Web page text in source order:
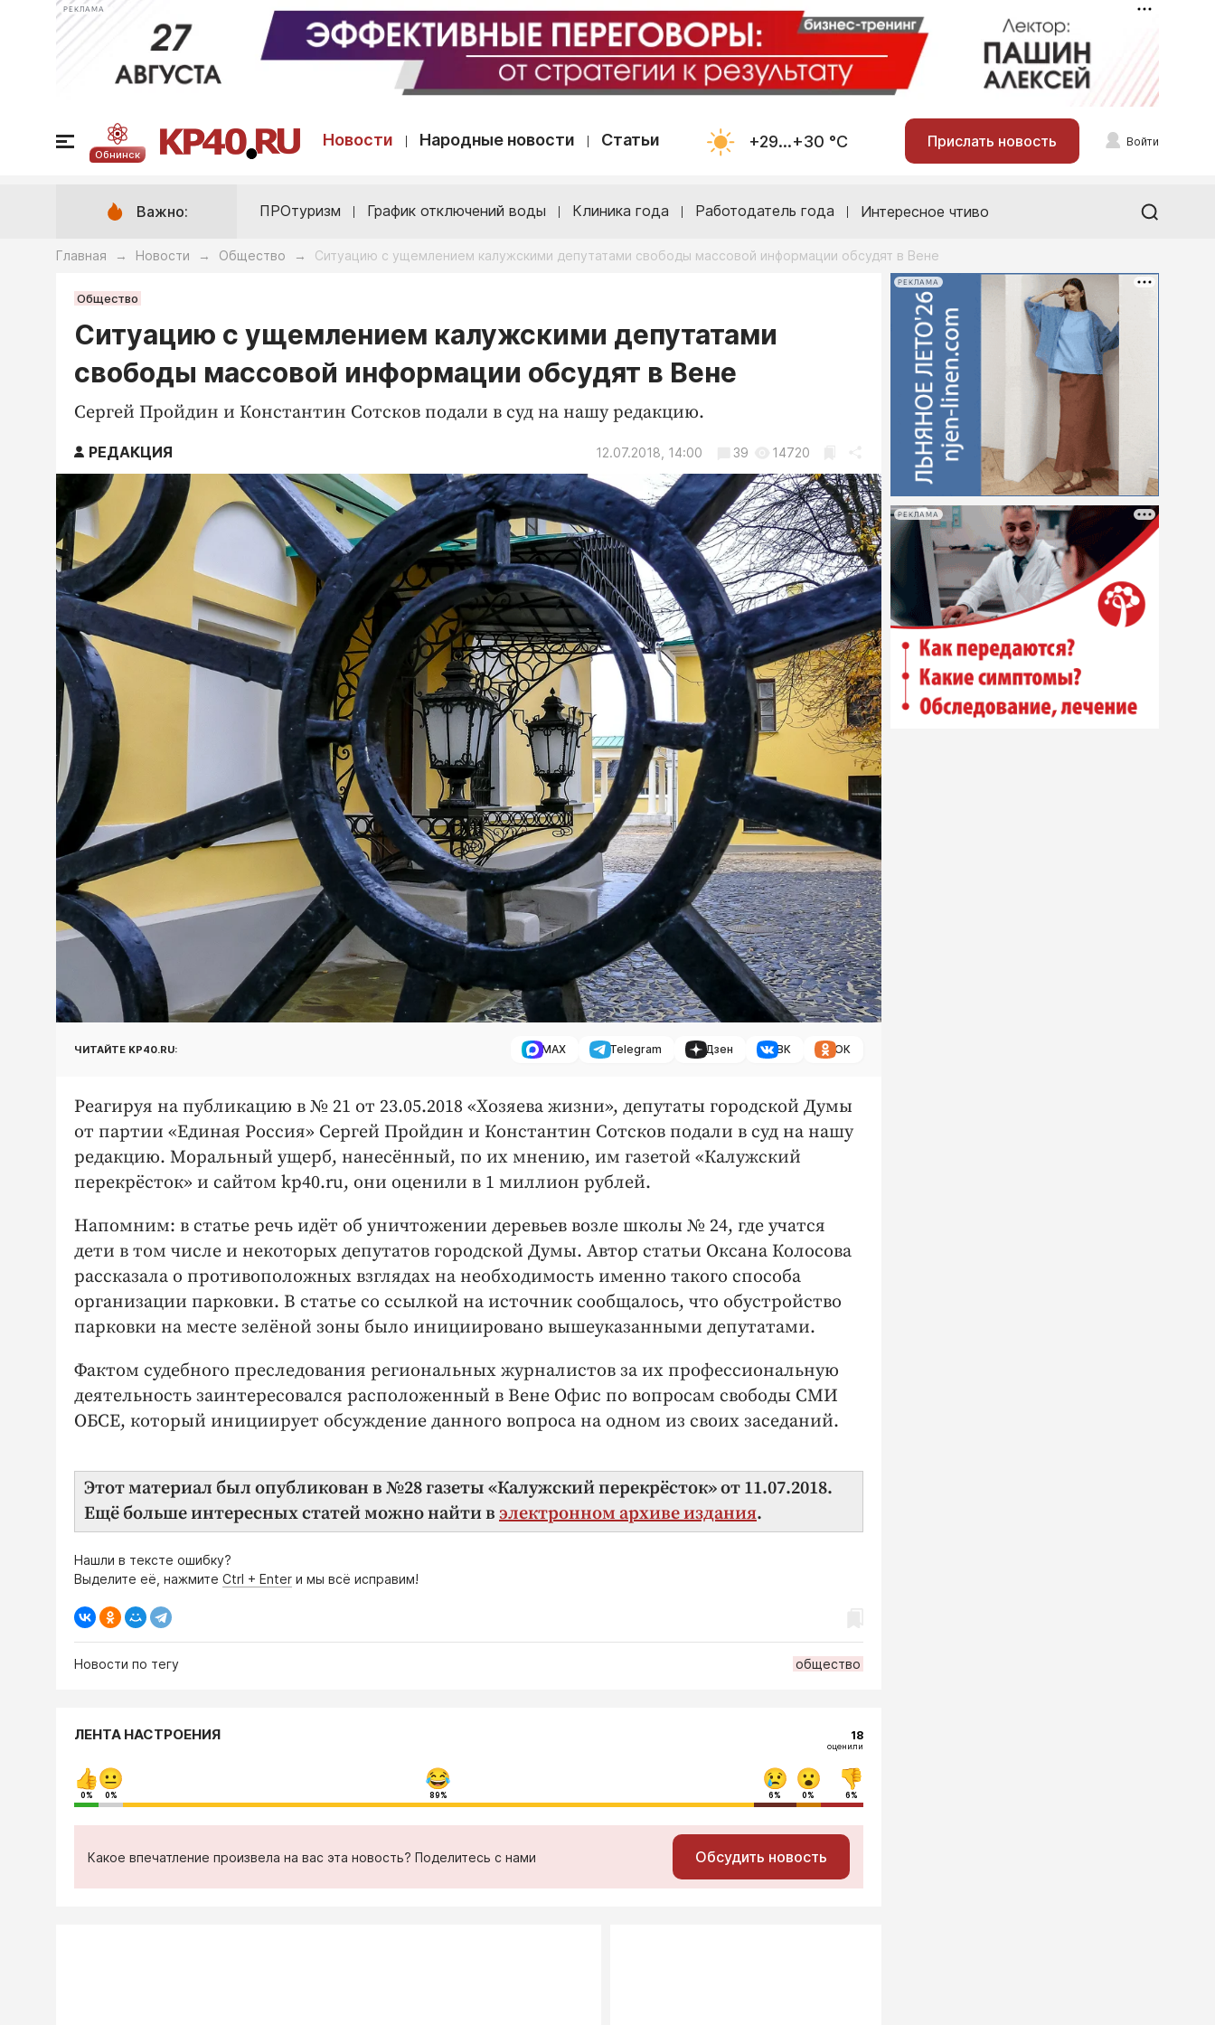
РЕКЛАМА
Обнинск
Новости Народные новости Статьи +29...+30 °С Прислать новость Войти
Важно: ПРОтуризм График отключений воды Клиника года Работодатель года Интересное чтиво
Главная → Новости → Общество → Ситуацию с ущемлением калужскими депутатами свободы массовой информации обсудят в Вене
Общество
Ситуацию с ущемлением калужскими депутатами
свободы массовой информации обсудят в Вене
Сергей Пройдин и Константин Сотсков подали в суд на нашу редакцию.
РЕДАКЦИЯ 12.07.2018, 14:00 39 14720
ЧИТАЙТЕ KP40.RU: MAX Telegram Дзен ВК ОК
Реагируя на пуб­ликацию в № 21 от 23.05.2018 «Хозяева жизни», депутаты городской Думы
от партии «Единая Россия» Сергей Пройдин и Константин Сотсков подали в суд на нашу
редакцию. Моральный ущерб, нанесённый, по их мнению, им газетой «Калужский
перекрёсток» и сайтом kp40.ru, они оценили в 1 миллион рублей.
Напомним: в статье речь идёт об уничтожении деревьев возле школы № 24, где учатся
дети в том числе и некоторых депутатов городской Думы. Автор статьи Оксана Колосова
рассказала о противоположных взглядах на необходимость именно такого способа
организации парковки. В статье со ссылкой на источник сообщалось, что обустройство
парковки на месте зелёной зоны было иницииро­вано вышеуказанными депутатами.
Фактом судебного преследования региональных журналистов за их профессиональную
деятельность заинтересовался расположенный в Вене Офис по вопросам свободы СМИ
ОБСЕ, который инициирует обсуждение данного вопроса на одном из своих заседаний.
Этот материал был опубликован в №28 газеты «Калужский перекрёсток» от 11.07.2018.
Ещё больше интересных статей можно найти в электронном архиве издания.
Нашли в тексте ошибку?
Выделите её, нажмите Ctrl + Enter и мы всё исправим!
Новости по тегу общество
РЕКЛАМА
РЕКЛАМА
ЛЕНТА НАСТРОЕНИЯ 18
оценили
0% 0% 89% 6% 0% 6%
Какое впечатление произвела на вас эта новость? Поделитесь с нами Обсудить новость